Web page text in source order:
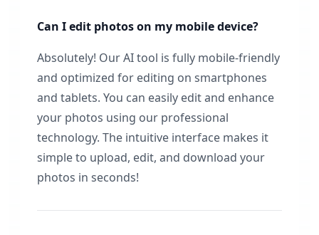
Can I edit photos on my mobile device?
Absolutely! Our AI tool is fully mobile-friendly
and optimized for editing on smartphones
and tablets. You can easily edit and enhance
your photos using our professional
technology. The intuitive interface makes it
simple to upload, edit, and download your
photos in seconds!